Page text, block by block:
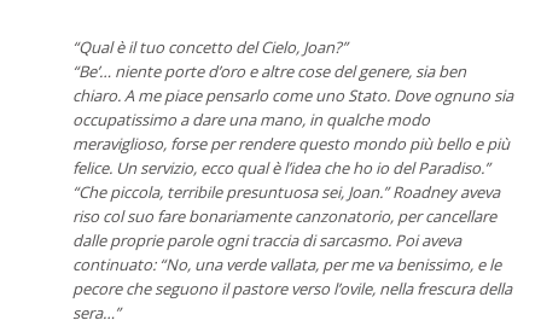
“Qual è il tuo concetto del Cielo, Joan?”
“Be’… niente porte d’oro e altre cose del genere, sia ben
chiaro. A me piace pensarlo come uno Stato. Dove ognuno sia
occupatissimo a dare una mano, in qualche modo
meraviglioso, forse per rendere questo mondo più bello e più
felice. Un servizio, ecco qual è l’idea che ho io del Paradiso.”
“Che piccola, terribile presuntuosa sei, Joan.” Roadney aveva
riso col suo fare bonariamente canzonatorio, per cancellare
dalle proprie parole ogni traccia di sarcasmo. Poi aveva
continuato: “No, una verde vallata, per me va benissimo, e le
pecore che seguono il pastore verso l’ovile, nella frescura della
sera…”